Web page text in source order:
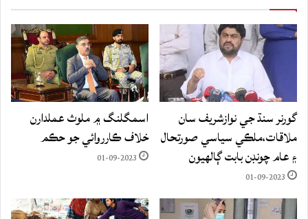
گورنر سنڌ جي نوازشريف سان
ملاقات،ملڪي سياسي صورتحال
۽ عام چونڊن بابت ڳالهيون
01-09-2023
اسمگلنگ ۾ ملوث عملدارن
خلاف ڪارروائي جو حڪم
01-09-2023